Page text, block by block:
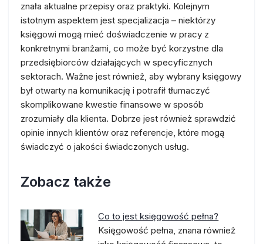
znała aktualne przepisy oraz praktyki. Kolejnym
istotnym aspektem jest specjalizacja – niektórzy
księgowi mogą mieć doświadczenie w pracy z
konkretnymi branżami, co może być korzystne dla
przedsiębiorców działających w specyficznych
sektorach. Ważne jest również, aby wybrany księgowy
był otwarty na komunikację i potrafił tłumaczyć
skomplikowane kwestie finansowe w sposób
zrozumiały dla klienta. Dobrze jest również sprawdzić
opinie innych klientów oraz referencje, które mogą
świadczyć o jakości świadczonych usług.
Zobacz także
Co to jest księgowość pełna?
Księgowość pełna, znana również